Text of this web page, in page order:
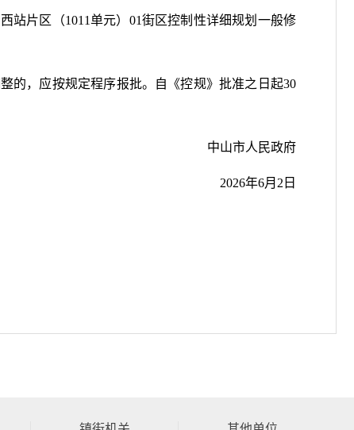
站片区（1011单元）01街区控制性详细规划一般修
，应按规定程序报批。自《控规》批准之日起30
中山市人民政府
2026年6月2日